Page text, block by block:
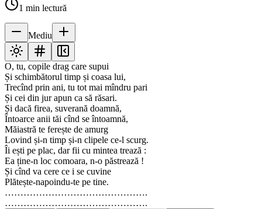
1 min lectură
Mediu
O, tu, copile drag care supui
Și schimbătorul timp și coasa lui,
Trecînd prin ani, tu tot mai mîndru pari
Și cei din jur apun ca să răsari.
Și dacă firea, suverană doamnă,
Întoarce anii tăi cînd se întoamnă,
Măiastră te ferește de amurg
Lovind și-n timp și-n clipele ce-l scurg.
Îi ești pe plac, dar fii cu mintea trează :
Ea ține-n loc comoara, n-o păstrează !
Și cînd va cere ce i se cuvine
Plătește-napoindu-te pe tine.
……………………………………….
……………………………………….